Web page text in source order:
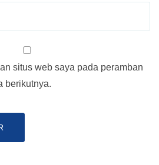
situs web saya pada peramban
berikutnya.